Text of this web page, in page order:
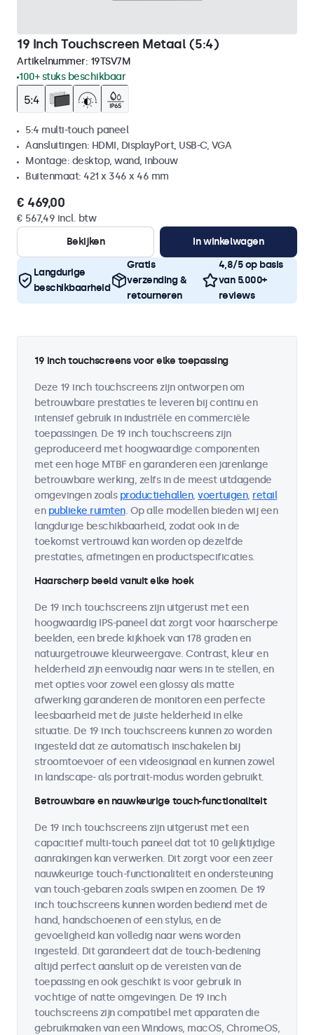
19 Inch Touchscreen Metaal (5:4)
Artikelnummer: 19TSV7M
100+ stuks beschikbaar
5:4 multi-touch paneel
Aansluitingen: HDMI, DisplayPort, USB-C, VGA
Montage: desktop, wand, inbouw
Buitenmaat: 421 x 346 x 46 mm
€ 469,00
€ 567,49 incl. btw
Bekijken
In winkelwagen
Langdurige
beschikbaarheid
Gratis
verzending &
retourneren
4,8/5 op basis
van 5.000+
reviews
19 inch touchscreens voor elke toepassing
Deze 19 inch touchscreens zijn ontworpen om
betrouwbare prestaties te leveren bij continu en
intensief gebruik in industriële en commerciële
toepassingen. De 19 inch touchscreens zijn
geproduceerd met hoogwaardige componenten
met een hoge MTBF en garanderen een jarenlange
betrouwbare werking, zelfs in de meest uitdagende
omgevingen zoals productiehallen, voertuigen, retail
en publieke ruimten. Op alle modellen bieden wij een
langdurige beschikbaarheid, zodat ook in de
toekomst vertrouwd kan worden op dezelfde
prestaties, afmetingen en productspecificaties.
Haarscherp beeld vanuit elke hoek
De 19 inch touchscreens zijn uitgerust met een
hoogwaardig IPS-paneel dat zorgt voor haarscherpe
beelden, een brede kijkhoek van 178 graden en
natuurgetrouwe kleurweergave. Contrast, kleur en
helderheid zijn eenvoudig naar wens in te stellen, en
met opties voor zowel een glossy als matte
afwerking garanderen de monitoren een perfecte
leesbaarheid met de juiste helderheid in elke
situatie. De 19 inch touchscreens kunnen zo worden
ingesteld dat ze automatisch inschakelen bij
stroomtoevoer of een videosignaal en kunnen zowel
in landscape- als portrait-modus worden gebruikt.
Betrouwbare en nauwkeurige touch-functionaliteit
De 19 inch touchscreens zijn uitgerust met een
capacitief multi-touch paneel dat tot 10 gelijktijdige
aanrakingen kan verwerken. Dit zorgt voor een zeer
nauwkeurige touch-functionaliteit en ondersteuning
van touch-gebaren zoals swipen en zoomen. De 19
inch touchscreens kunnen worden bediend met de
hand, handschoenen of een stylus, en de
gevoeligheid kan volledig naar wens worden
ingesteld. Dit garandeert dat de touch-bediening
altijd perfect aansluit op de vereisten van de
toepassing en ook geschikt is voor gebruik in
vochtige of natte omgevingen. De 19 inch
touchscreens zijn compatibel met apparaten die
gebruikmaken van een Windows, macOS, ChromeOS,